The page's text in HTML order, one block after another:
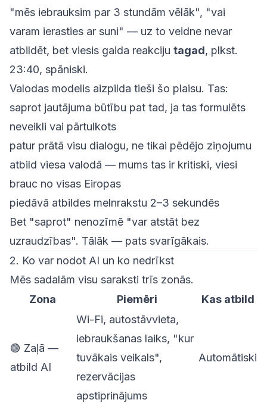
"mēs iebrauksim par 3 stundām vēlāk", "vai
varam ierasties ar suni" — uz to veidne nevar
atbildēt, bet viesis gaida reakciju tagad, plkst.
23:40, spāniski.
Valodas modelis aizpilda tieši šo plaisu. Tas:
saprot jautājuma būtību pat tad, ja tas formulēts
neveikli vai pārtulkots
patur prātā visu dialogu, ne tikai pēdējo ziņojumu
atbild viesa valodā — mums tas ir kritiski, viesi
brauc no visas Eiropas
piedāvā atbildes melnrakstu 2–3 sekundēs
Bet "saprot" nenozīmē "var atstāt bez
uzraudzības". Tālāk — pats svarīgākais.
2. Ko var nodot AI un ko nedrīkst
Mēs sadalām visu saraksti trīs zonās.
Zona
Piemēri Kas atbild
🟢 Zaļā —
atbild AI
Wi-Fi, autostāvvieta,
iebraukšanas laiks, "kur
tuvākais veikals",
rezervācijas
apstiprinājums
Automātiski